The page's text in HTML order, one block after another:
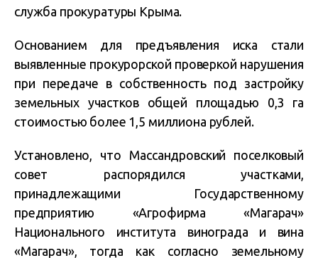
служба прокуратуры Крыма.
Основанием для предъявления иска стали
выявленные прокурорской проверкой нарушения
при передаче в собственность под застройку
земельных участков общей площадью 0,3 га
стоимостью более 1,5 миллиона рублей.
Установлено, что Массандровский поселковый
совет распорядился участками,
принадлежащими Государственному
предприятию «Агрофирма «Магарач»
Национального института винограда и вина
«Магарач», тогда как согласно земельному